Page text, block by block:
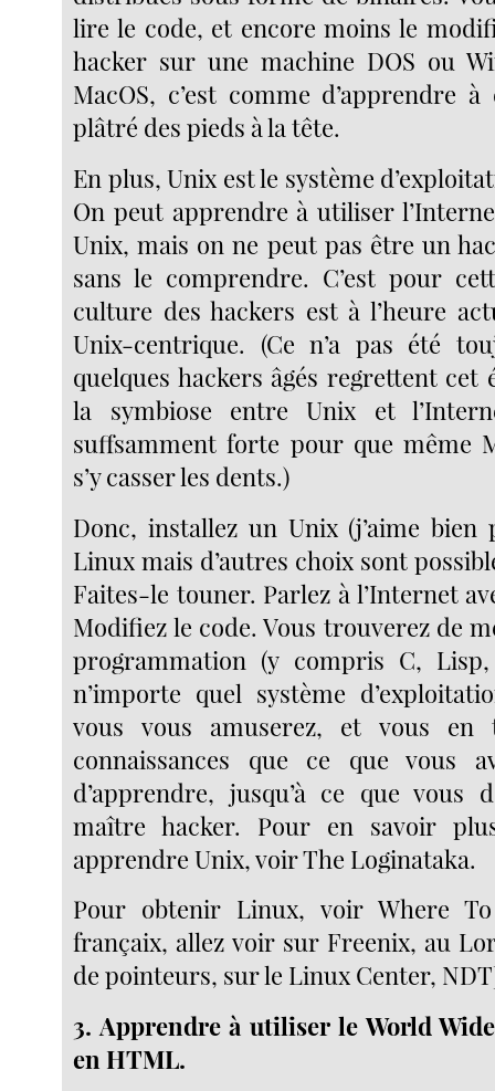
lire le code, et encore moins le
hacker sur une machine DOS ou
MacOS, c’est comme d’apprendre
plâtré des pieds à la tête.
En plus, Unix est le système
On peut apprendre à utiliser
Unix, mais on ne peut pas être un
sans le comprendre. C’est pour
culture des hackers est à l’heure
Unix-centrique. (Ce n’a pas été
quelques hackers âgés regrettent cet
la symbiose entre Unix et
suffsamment forte pour que même
s’y casser les dents.)
Donc, installez un Unix (j’aime bien
Linux mais d’autres choix sont
Faites-le touner. Parlez à l’Internet
Modifiez le code. Vous trouverez de
programmation (y compris C,
n’importe quel système
vous vous amuserez, et vous
connaissances que ce que vous
d’apprendre, jusqu’à ce que vous
maître hacker. Pour en savoir
apprendre Unix, voir The Loginataka.
Pour obtenir Linux, voir Where
françaix, allez voir sur Freenix, au
de pointeurs, sur le Linux Center,
3. Apprendre à utiliser le World
en HTML.